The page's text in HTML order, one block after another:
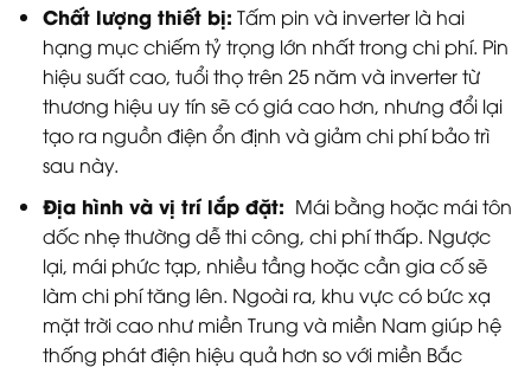
Chất lượng thiết bị: Tấm pin và inverter là hai
hạng mục chiếm tỷ trọng lớn nhất trong chi phí. Pin
hiệu suất cao, tuổi thọ trên 25 năm và inverter từ
thương hiệu uy tín sẽ có giá cao hơn, nhưng đổi lại
tạo ra nguồn điện ổn định và giảm chi phí bảo trì
sau này.
Địa hình và vị trí lắp đặt: Mái bằng hoặc mái tôn
dốc nhẹ thường dễ thi công, chi phí thấp. Ngược
lại, mái phức tạp, nhiều tầng hoặc cần gia cố sẽ
làm chi phí tăng lên. Ngoài ra, khu vực có bức xạ
mặt trời cao như miền Trung và miền Nam giúp hệ
thống phát điện hiệu quả hơn so với miền Bắc